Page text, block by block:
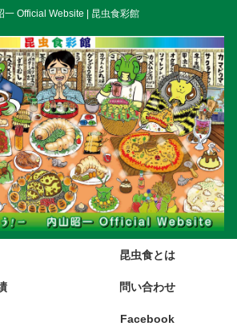
一 Official Website | 昆虫食彩館
昆虫食とは
問い合わせ
Facebook